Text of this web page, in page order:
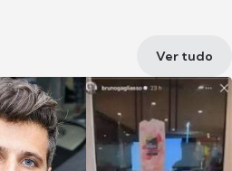
Ver tudo